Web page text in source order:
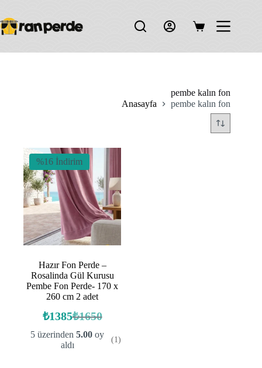
content
Shopping
pembe kalın fon
Anasayfa
pembe kalın fon
%16 İndirim
Hazır Fon Perde –
Rosalinda Gül Kurusu
Pembe Fon Perde- 170 x
260 cm 2 adet
₺1650
Orijinal
fiyat:
₺1650.
₺1385Şu
andaki
fiyat:
5 üzerinden5.00 oy
aldı
(1)